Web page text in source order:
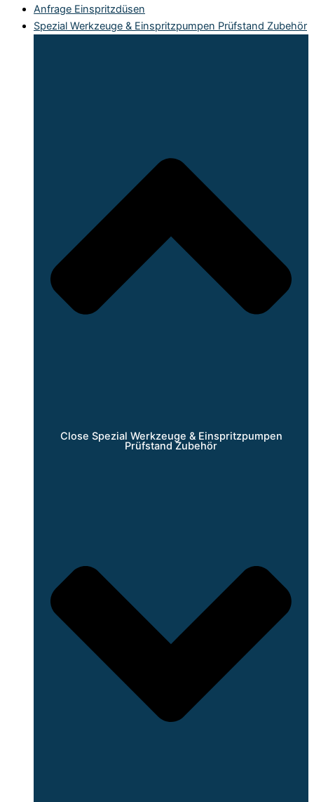
Anfrage Einspritzdüsen
Spezial Werkzeuge & Einspritzpumpen Prüfstand Zubehör
Close Spezial Werkzeuge & Einspritzpumpen
Prüfstand Zubehör